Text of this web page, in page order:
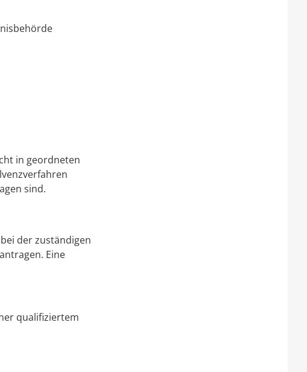
in geordneten
sind.
der zuständigen
Eine
qualifiziertem